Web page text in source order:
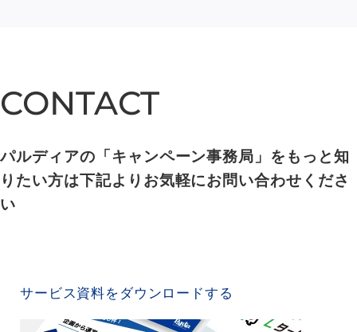
CONTACT
CONTACT
パルディアの「キャンペーン事務局」をもっと知
りたい方は下記よりお気軽にお問い合わせくださ
い
サービス資料をダウンロードする